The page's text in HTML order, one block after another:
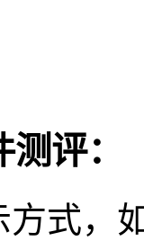
评：
式，